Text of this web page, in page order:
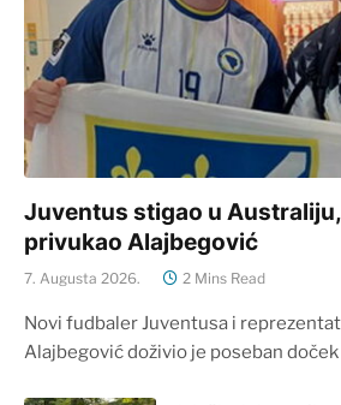
Juventus stigao u
privukao Alajbegović
7. Augusta 2026. 2 Mins Read
Novi fudbaler Juventusa i
Alajbegović doživio je poseban